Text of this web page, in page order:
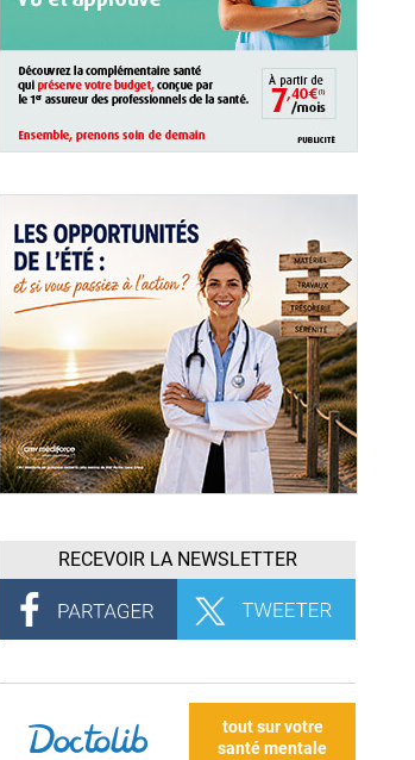
RECEVOIR LA NEWSLETTER
tout sur votre
santé mentale